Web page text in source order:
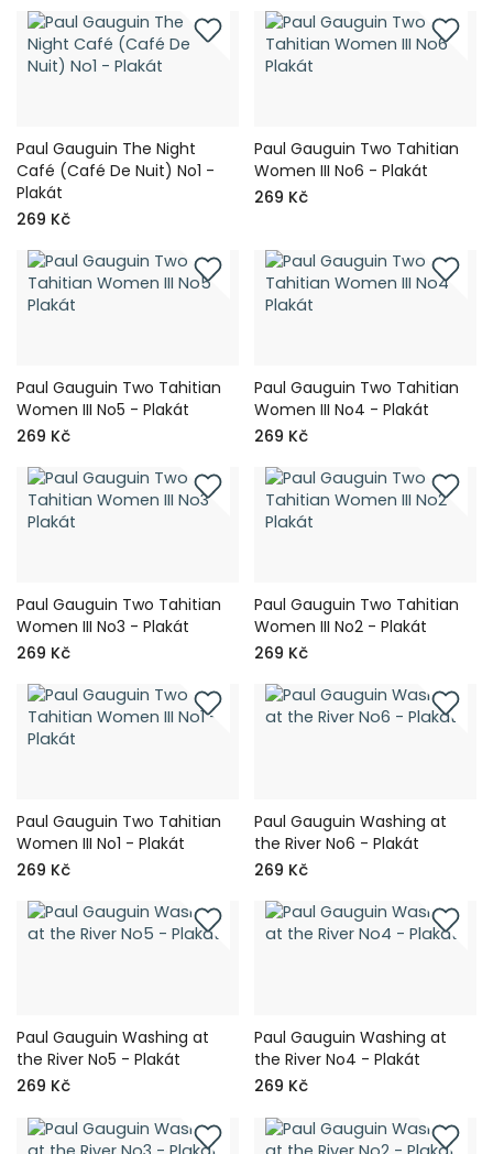
Paul Gauguin The Night
Café (Café De Nuit) No1 -
Plakát
269 Kč
Paul Gauguin Two Tahitian
Women III No6 - Plakát
269 Kč
Paul Gauguin Two Tahitian
Women III No5 - Plakát
269 Kč
Paul Gauguin Two Tahitian
Women III No4 - Plakát
269 Kč
Paul Gauguin Two Tahitian
Women III No3 - Plakát
269 Kč
Paul Gauguin Two Tahitian
Women III No2 - Plakát
269 Kč
Paul Gauguin Two Tahitian
Women III No1 - Plakát
269 Kč
Paul Gauguin Washing at
the River No6 - Plakát
269 Kč
Paul Gauguin Washing at
the River No5 - Plakát
269 Kč
Paul Gauguin Washing at
the River No4 - Plakát
269 Kč